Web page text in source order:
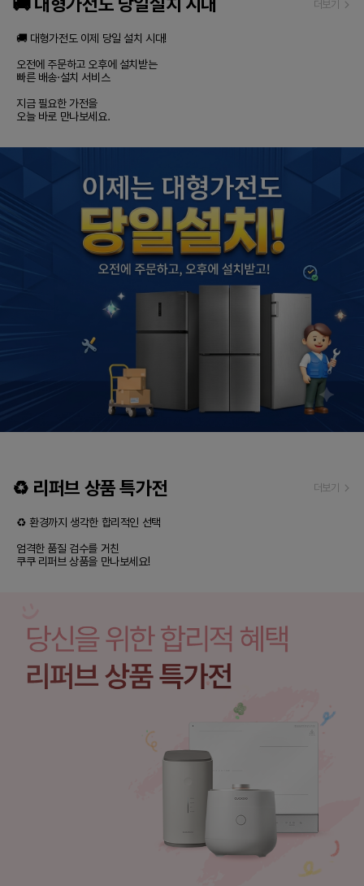
더보기
🚚 대형가전도 이제 당일 설치 시대!
오전에 주문하고 오후에 설치받는
빠른 배송·설치 서비스
지금 필요한 가전을
오늘 바로 만나보세요.
♻️ 리퍼브 상품 특가전 더보기
♻️ 환경까지 생각한 합리적인 선택
엄격한 품질 검수를 거친
쿠쿠 리퍼브 상품을 만나보세요!